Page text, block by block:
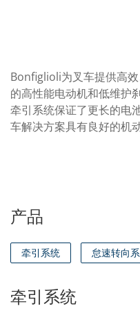
Bonfiglioli为叉车提供高
的高性能电动机和低维护
牵引系统保证了更长的电
车解决方案具有良好的机
产品
牵引系统 怠速转向
牵引系统